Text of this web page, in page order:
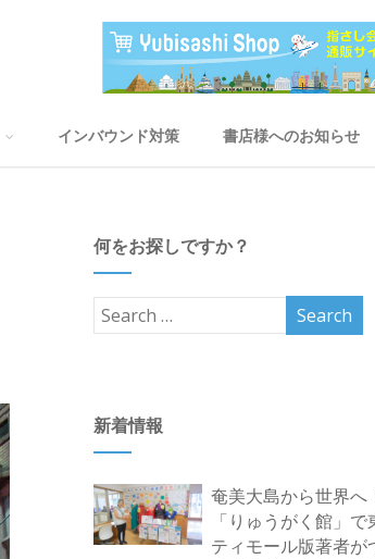
インバウンド対策 書店様へのお知らせ
何をお探しですか？
新着情報
奄美大島から世界へ
「りゅうがく館」で
ティモール版著者が